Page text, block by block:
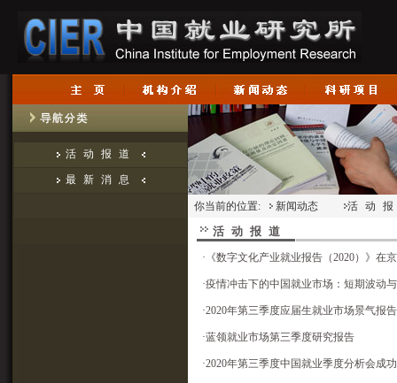
活动报道
最新消息
你当前的位置: 新闻动态 活动
活动报道
· 《数字文化产业就业报告（2020）》在
·疫情冲击下的中国就业市场：短期波动
·2020年第三季度应届生就业市场景气报告
·蓝领就业市场第三季度研究报告
·2020年第三季度中国就业季度分析会成